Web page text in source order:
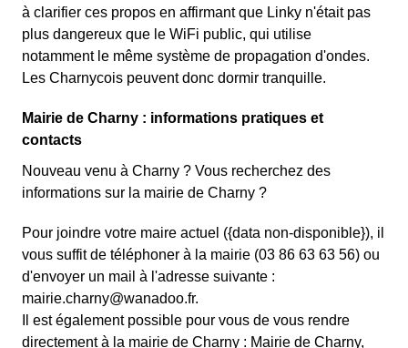
à clarifier ces propos en affirmant que Linky n'était pas
plus dangereux que le WiFi public, qui utilise
notamment le même système de propagation d'ondes.
Les Charnycois peuvent donc dormir tranquille.
Mairie de Charny : informations pratiques et
contacts
Nouveau venu à Charny ? Vous recherchez des
informations sur la mairie de Charny ?
Pour joindre votre maire actuel ({data non-disponible}), il
vous suffit de téléphoner à la mairie (03 86 63 63 56) ou
d'envoyer un mail à l'adresse suivante :
mairie.charny@wanadoo.fr.
Il est également possible pour vous de vous rendre
directement à la mairie de Charny : Mairie de Charny,